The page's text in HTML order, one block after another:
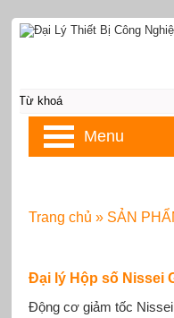
Đại lý Hộp số Nissei
Động cơ giảm tốc
Trang chủ » SẢN
Menu